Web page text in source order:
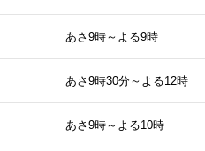
あさ9時～よる9時
あさ9時30分～よる12時
あさ9時～よる10時